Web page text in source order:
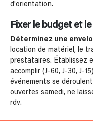
d'orientation.
Fixer le budget et
Déterminez une
location de matériel, le
prestataires. Établissez
accomplir (J-60, J-30, J-
événements se
ouvertes samedi, ne
rdv.